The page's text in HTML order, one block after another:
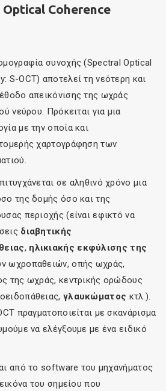
Optical Coherence
συνοχής (Spectral Optical
S-OCT) αποτελεί τη νεότερη και
απεικόνισης της ωχράς
νεύρου. Πρόκειται για μια
με την οποία και
χαρτογράφηση των
σε αληθινό χρόνο μια
της δομής όσο και της
περιοχής (είναι εφικτό να
διαβητικής
, ηλικιακής εκφύλισης της
ωχροπαθειών, οπής ωχράς,
της ωχράς, κεντρικής ορώδους
γλαυκώματος κτλ.).
πραγματοποιείται με σκανάρισμα
να ελέγξουμε με ένα ειδικό
από το software του μηχανήματος
του σημείου που